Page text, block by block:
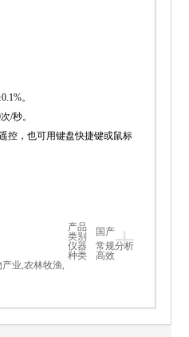
。
/秒。
控，也可用键盘快捷键或鼠标
+
产品
类别
国产
仪器
种类
常规分析
高效
业,农林牧渔,